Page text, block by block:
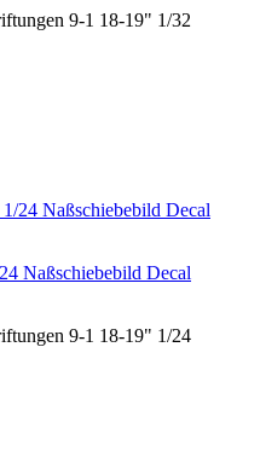
9-1 18-19" 1/32
Naßschiebebild Decal
9-1 18-19" 1/24